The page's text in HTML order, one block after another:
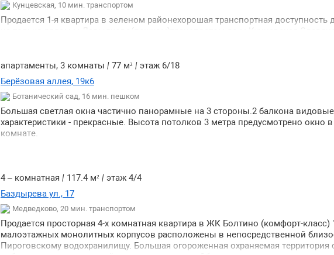
Кунцевская, 10 мин. транспортом
Продается 1-я квартира в зеленом районехорошая транспортная доступность
не только рядом м Давыдково(пешком)транспортом до м Кунцевская
апартаменты, 3 комнаты | 77 м² | этаж 6/18
Берёзовая аллея, 19к6
Ботанический сад, 16 мин. пешком
Большая светлая окна частично панорамные на 3 стороны.2 балкона видовые
характеристики - прекрасные. Высота потолков 3 метра предусмотрено окно
комнате.
4 – комнатная | 117.4 м² | этаж 4/4
Баздырева ул., 17
Медведково, 20 мин. транспортом
Продается просторная 4-х комнатная квартира в ЖК Болтино (комфорт-класс)
малоэтажных монолитных корпусов расположены в непосредственной
Пироговскому водохранилищу. Большая огороженная охраняемая территория